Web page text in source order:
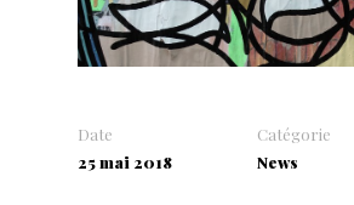
Date
25 mai 2018
Catégorie
News